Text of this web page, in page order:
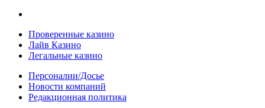
Проверенные казино
Лайв Казино
Легальные казино
Персоналии/Досье
Новости компаний
Редакционная политика